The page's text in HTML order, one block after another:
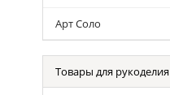
Арт Соло
Товары для рукоделия